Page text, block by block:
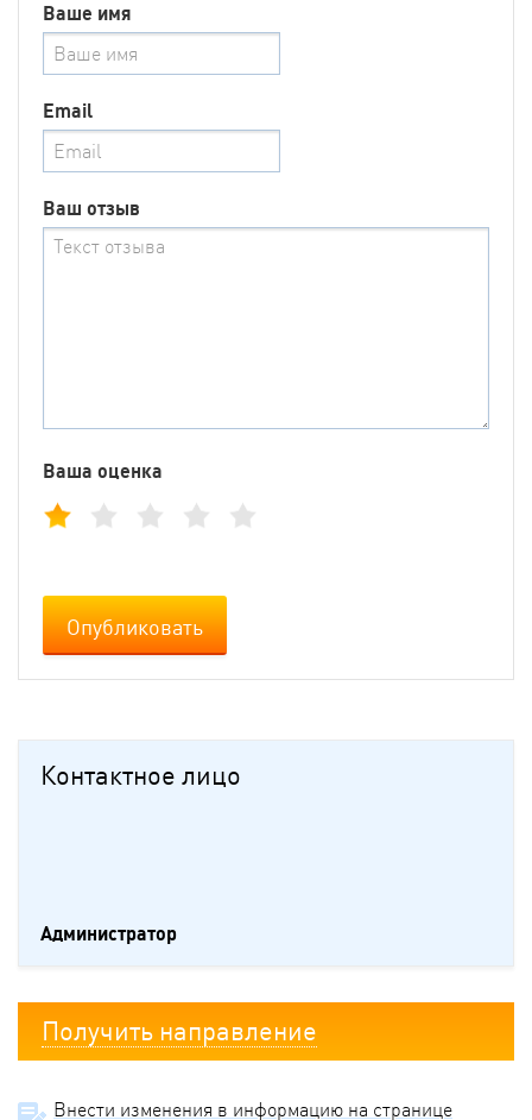
Ваше имя
Email
Ваш отзыв
Ваша оценка
Опубликовать
Контактное лицо
Администратор
Получить направление
Внести изменения в информацию на странице